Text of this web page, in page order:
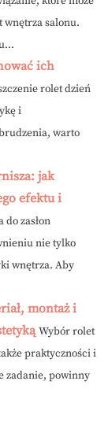
wnętrza salonu.
ich
rolet dzień
i
warto
jak
efektu i
zasłon
nie tylko
wnętrza. Aby
montaż i
Wybór rolet
praktyczności i
zadanie, powinny